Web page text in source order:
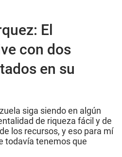
El
con dos
en su
siga siendo en algún
de riqueza fácil y de
los recursos, y eso para mí
todavía tenemos que